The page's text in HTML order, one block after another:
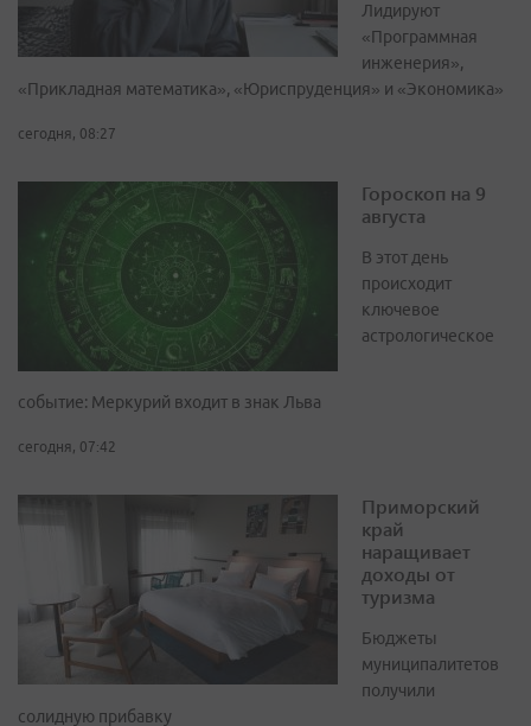
Лидируют
«Программная
инженерия»,
«Прикладная математика», «Юриспруденция» и «Экономика»
сегодня, 08:27
Гороскоп на 9
августа
В этот день
происходит
ключевое
астрологическое
событие: Меркурий входит в знак Льва
сегодня, 07:42
Приморский
край
наращивает
доходы от
туризма
Бюджеты
муниципалитетов
получили
солидную прибавку